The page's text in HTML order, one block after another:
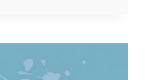
الدجاج